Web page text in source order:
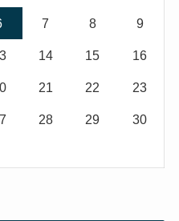
7 8 9
14 15 16
21 22 23
28 29 30